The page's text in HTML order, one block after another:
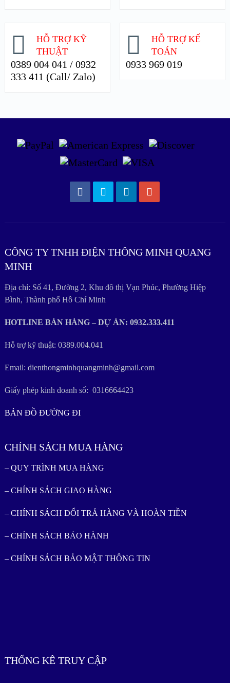
HỖ TRỢ KỸ
THUẬT
0389 004 041 / 0932
333 411 (Call/ Zalo)
HỖ TRỢ KẾ
TOÁN
0933 969 019
CÔNG TY TNHH ĐIỆN THÔNG MINH QUANG
MINH
Địa chỉ: Số 41, Đường 2, Khu đô thị Vạn Phúc, Phường Hiệp
Bình, Thành phố Hồ Chí Minh
HOTLINE BÁN HÀNG – DỰ ÁN: 0932.333.411
Hỗ trợ kỹ thuật: 0389.004.041
Email: dienthongminhquangminh@gmail.com
Giấy phép kinh doanh số: 0316664423
BẢN ĐỒ ĐƯỜNG ĐI
CHÍNH SÁCH MUA HÀNG
– QUY TRÌNH MUA HÀNG
– CHÍNH SÁCH GIAO HÀNG
– CHÍNH SÁCH ĐỔI TRẢ HÀNG VÀ HOÀN TIỀN
– CHÍNH SÁCH BẢO HÀNH
– CHÍNH SÁCH BẢO MẬT THÔNG TIN
THỐNG KÊ TRUY CẬP